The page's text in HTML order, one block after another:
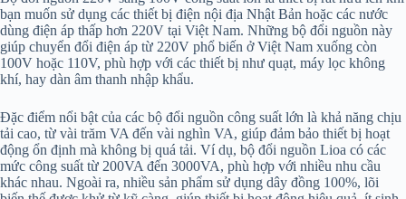
bạn muốn sử dụng các thiết bị điện nội địa Nhật Bản hoặc các nước
dùng điện áp thấp hơn 220V tại Việt Nam. Những bộ đổi nguồn này
giúp chuyển đổi điện áp từ 220V phổ biến ở Việt Nam xuống còn
100V hoặc 110V, phù hợp với các thiết bị như quạt, máy lọc không
khí, hay dàn âm thanh nhập khẩu.
Đặc điểm nổi bật của các bộ đổi nguồn công suất lớn là khả năng chịu
tải cao, từ vài trăm VA đến vài nghìn VA, giúp đảm bảo thiết bị hoạt
động ổn định mà không bị quá tải. Ví dụ, bộ đổi nguồn Lioa có các
mức công suất từ 200VA đến 3000VA, phù hợp với nhiều nhu cầu
khác nhau. Ngoài ra, nhiều sản phẩm sử dụng dây đồng 100%, lõi